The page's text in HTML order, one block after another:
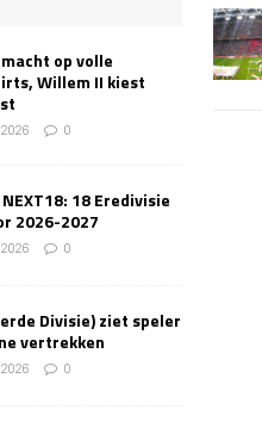
op volle
Willem II kiest
0
18 Eredivisie
2026-2027
0
Divisie) ziet speler
vertrekken
0